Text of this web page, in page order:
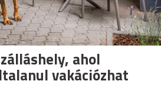
ahol
vakációzhat